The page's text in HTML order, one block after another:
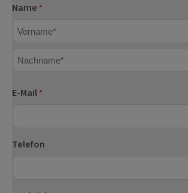
Name *
E-Mail *
Telefon